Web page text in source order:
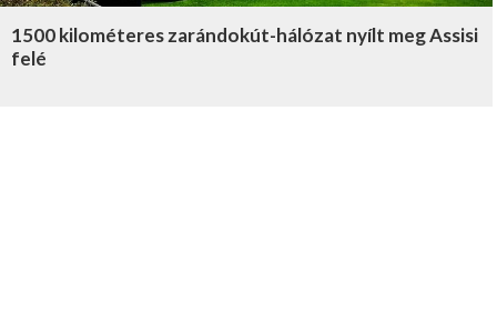
1500 kilométeres zarándokút-hálózat nyílt meg Assisi
felé